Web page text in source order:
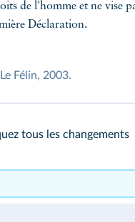
de l'homme et ne vise
Déclaration.
Félin, 2003.
tous les changements
en droits.